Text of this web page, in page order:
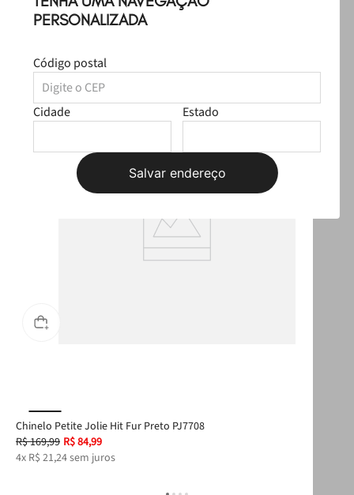
PERSONALIZADA
Código postal
Cidade Estado
Salvar endereço
R$ 359,97
R$ 329,97
Produtos Sugeridos
Chinelo Petite Jolie Hit Fur Preto PJ7708
R$169,99 R$84,99
4x R$ 21,24sem juros
ULTRALEVE OUTLET